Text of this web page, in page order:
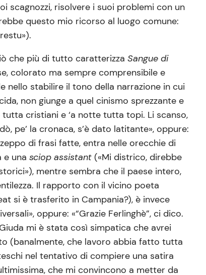
scagnozzi, risolvere i suoi problemi con un
questo mio ricorso al luogo comune:
che più di tutto caratterizza Sangue di
colorato ma sempre comprensibile e
nello stabilire il tono della narrazione in cui
non giunge a quel cinismo sprezzante e
cristiani e ‘a notte tutta topi. Li scanso,
pe’ la cronaca, s’è dato latitante», oppure:
di frasi fatte, entra nelle orecchie di
e una sciop assistant («Mi districo, direbbe
mentre sembra che il paese intero,
Il rapporto con il vicino poeta
si è trasferito in Campania?), è invece
oppure: «“Grazie Ferlinghè”, ci dico.
mi è stata così simpatica che avrei
(banalmente, che lavoro abbia fatto tutta
nel tentativo di compiere una satira
che mi convincono a metter da